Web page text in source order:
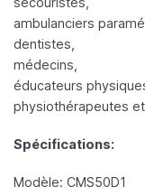
ambulanciers
dentistes,
médecins,
éducateurs
physiothérapeutes
Spécifications:
Modèle: CMS50D1